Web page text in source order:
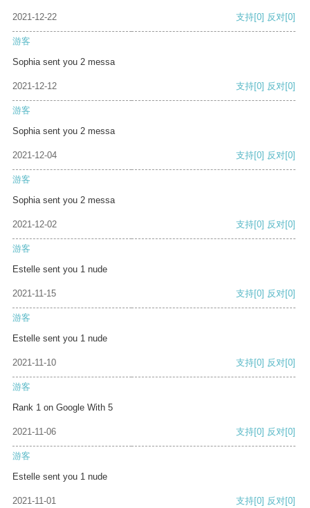
2021-12-22 支持[0] 反对[0]
游客
Sophia sent you 2 messa
2021-12-12 支持[0] 反对[0]
游客
Sophia sent you 2 messa
2021-12-04 支持[0] 反对[0]
游客
Sophia sent you 2 messa
2021-12-02 支持[0] 反对[0]
游客
Estelle sent you 1 nude
2021-11-15 支持[0] 反对[0]
游客
Estelle sent you 1 nude
2021-11-10 支持[0] 反对[0]
游客
Rank 1 on Google With 5
2021-11-06 支持[0] 反对[0]
游客
Estelle sent you 1 nude
2021-11-01 支持[0] 反对[0]